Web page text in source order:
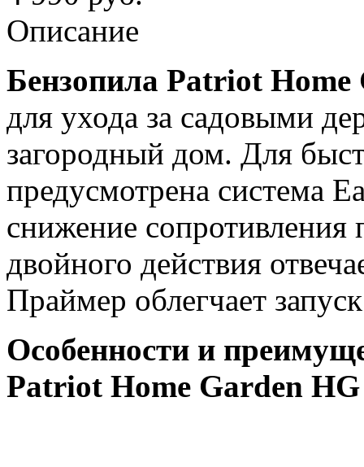
Описание
Бензопила Patriot Home
для ухода за садовыми
загородный дом. Для
предусмотрена система
снижение сопротивления
двойного действия
Праймер облегчает
Особенности и
Patriot Home Garden